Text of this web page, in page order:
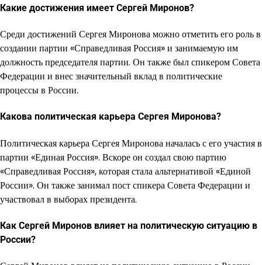
Какие достижения имеет Сергей Миронов?
Среди достижений Сергея Миронова можно отметить его роль в
создании партии «Справедливая Россия» и занимаемую им
должность председателя партии. Он также был спикером Совета
Федерации и внес значительный вклад в политические
процессы в России.
Какова политическая карьера Сергея Миронова?
Политическая карьера Сергея Миронова началась с его участия в
партии «Единая Россия». Вскоре он создал свою партию
«Справедливая Россия», которая стала альтернативой «Единой
России». Он также занимал пост спикера Совета Федерации и
участвовал в выборах президента.
Как Сергей Миронов влияет на политическую ситуацию в
России?